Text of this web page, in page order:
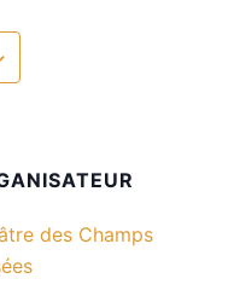
des Champs